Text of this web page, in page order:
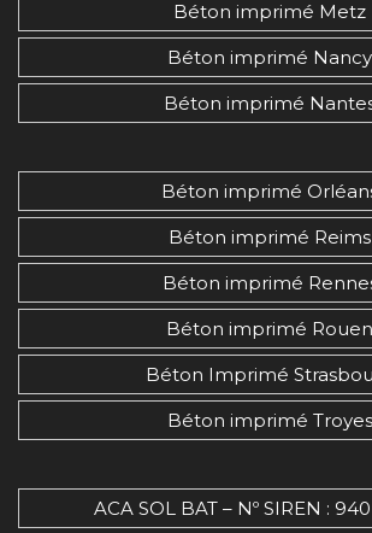
Béton imprimé Metz
Béton imprimé Nancy
Béton imprimé
Béton imprimé
Béton imprimé Reims
Béton imprimé
Béton imprimé Rouen
Béton Imprimé
Béton imprimé Troyes
ACA SOL BAT – Nº SIREN :